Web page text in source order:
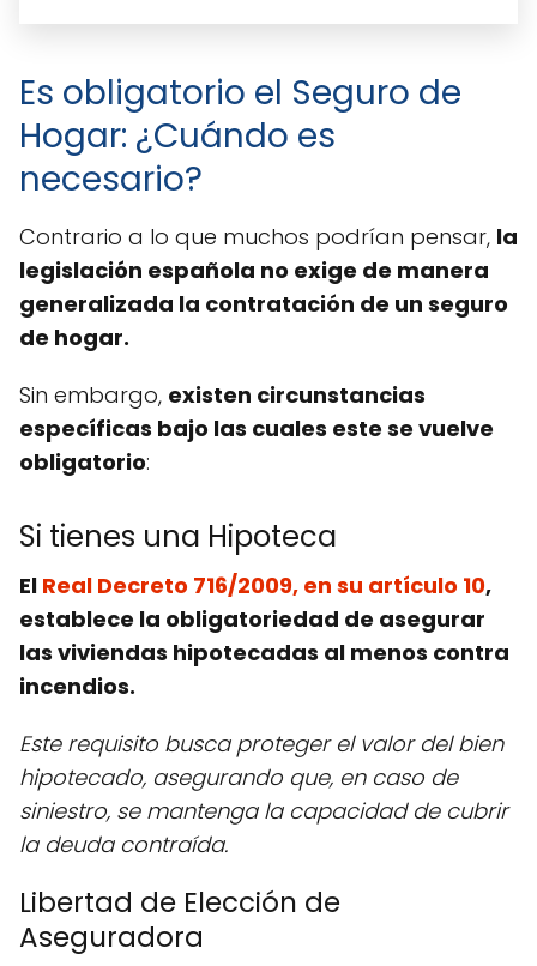
Es obligatorio el Seguro de
Hogar: ¿Cuándo es
necesario?
Contrario a lo que muchos podrían pensar, la
legislación española no exige de manera
generalizada la contratación de un seguro
de hogar.
Sin embargo, existen circunstancias
específicas bajo las cuales este se vuelve
obligatorio:
Si tienes una Hipoteca
El Real Decreto 716/2009, en su artículo 10,
establece la obligatoriedad de asegurar
las viviendas hipotecadas al menos contra
incendios.
Este requisito busca proteger el valor del bien
hipotecado, asegurando que, en caso de
siniestro, se mantenga la capacidad de cubrir
la deuda contraída.
Libertad de Elección de
Aseguradora